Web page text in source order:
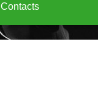
Contacts